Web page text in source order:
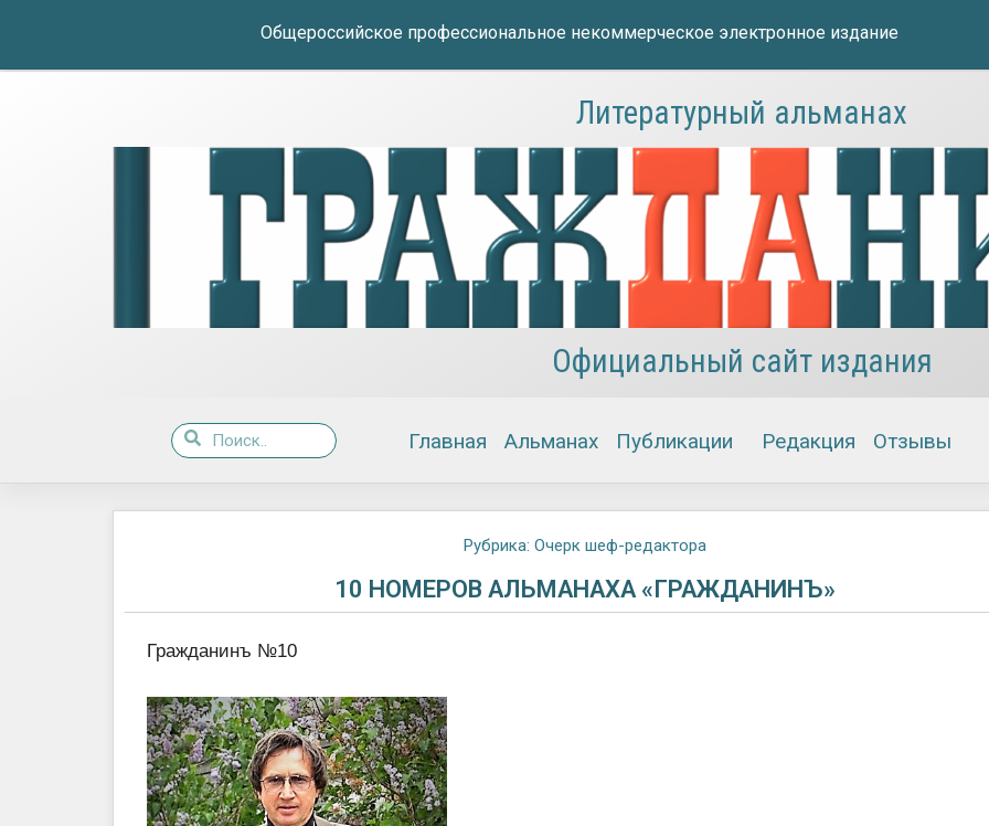
Общероссийское профессиональное некоммерческое электронное издание
Литературный альманах
Официальный сайт издания
Главная Альманах Публикации Редакция Отзывы
Рубрика: Очерк шеф-редактора
10 НОМЕРОВ АЛЬМАНАХА «ГРАЖДАНИНЪ»
Гражданинъ №10